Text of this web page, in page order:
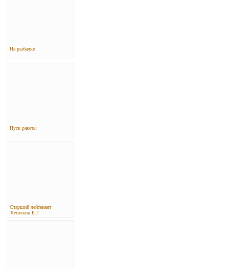
На рыбалке
Пуск ракеты
Старший лейтенант
Точилкин Б.Г